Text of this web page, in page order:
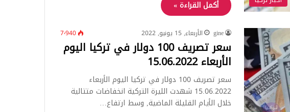
أكمل القراءة »
gine الأربعاء, 15 يونيو, 2022 7٬940
سعر تصريف 100 دولار في تركيا اليوم
الأربعاء 15.06.2022
سعر تصريف 100 دولار في تركيا اليوم الأربعاء
15.06.2022 شهدت الليرة التركية انخفاضات متتالية
خلال الأيام القليلة الماضية, وسط ارتفاع…